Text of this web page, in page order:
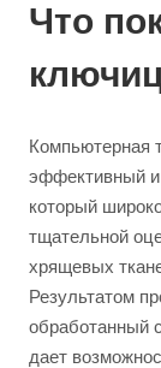
Что
Компьютерная
эффективный и
который
тщательной
хрящевых
Результатом
обработанный
дает